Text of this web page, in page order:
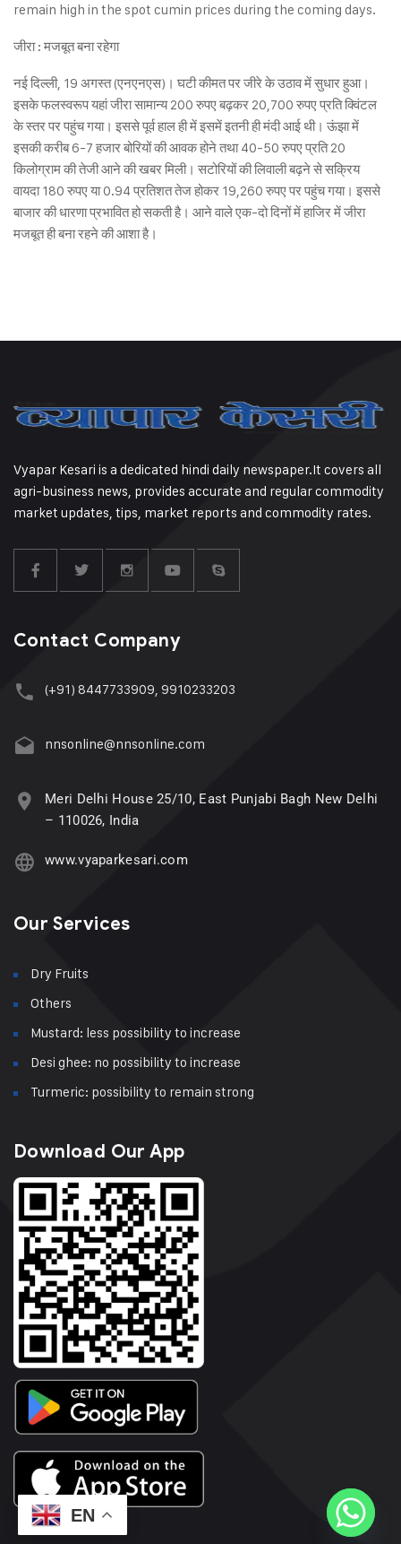
remain high in the spot cumin prices during the coming days.
जीरा : मजबूत बना रहेगा
नई दिल्ली, 19 अगस्त (एनएनएस)। घटी कीमत पर जीरे के उठाव में सुधार हुआ।
इसके फलस्वरूप यहां जीरा सामान्य 200 रुपए बढ़कर 20,700 रुपए प्रति क्विंटल
के स्तर पर पहुंच गया। इससे पूर्व हाल ही में इसमें इतनी ही मंदी आई थी। ऊंझा में
इसकी करीब 6-7 हजार बोरियों की आवक होने तथा 40-50 रुपए प्रति 20
किलोग्राम की तेजी आने की खबर मिली। सटोरियों की लिवाली बढ़ने से सक्रिय
वायदा 180 रुपए या 0.94 प्रतिशत तेज होकर 19,260 रुपए पर पहुंच गया। इससे
बाजार की धारणा प्रभावित हो सकती है। आने वाले एक-दो दिनों में हाजिर में जीरा
मजबूत ही बना रहने की आशा है।
Vyapar Kesari is a dedicated hindi daily newspaper.It covers all
agri-business news, provides accurate and regular commodity
market updates, tips, market reports and commodity rates.
Contact Company
(+91) 8447733909, 9910233203
nnsonline@nnsonline.com
Meri Delhi House 25/10, East Punjabi Bagh New Delhi
– 110026, India
www.vyaparkesari.com
Our Services
Dry Fruits
Others
Mustard: less possibility to increase
Desi ghee: no possibility to increase
Turmeric: possibility to remain strong
Download Our App
EN